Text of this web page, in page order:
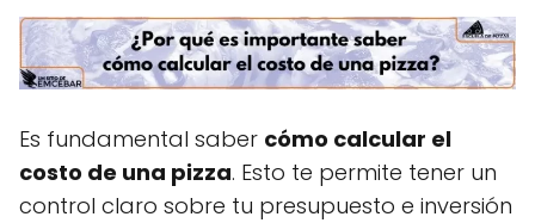
Es fundamental saber cómo calcular el
costo de una pizza. Esto te permite tener un
control claro sobre tu presupuesto e inversión